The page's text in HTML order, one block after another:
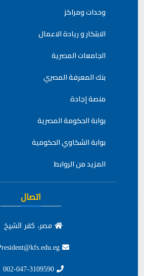
وحدات ومراكز
الابتكار و ريادة الاعمال
الجامعات المصرية
بنك المعرفة المصري
منصة إجادة
بوابة الحكومة المصرية
بوابة الشكاوي الحكومية
المزيد من الروابط
اتصال
مصر، كفر الشيخ